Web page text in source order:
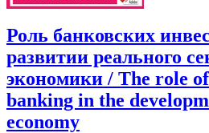
Роль банковских
развитии реального
экономики / The role
banking in the
economy